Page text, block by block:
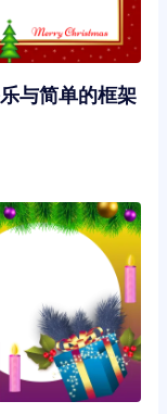
与简单的框架